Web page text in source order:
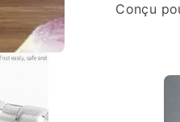
Conçu